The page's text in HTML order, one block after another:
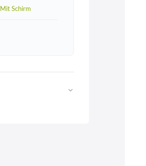
Mit Schirm